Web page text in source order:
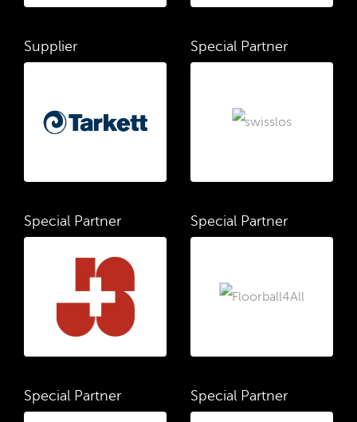
Supplier Special Partner
Special Partner Special Partner
Special Partner Special Partner